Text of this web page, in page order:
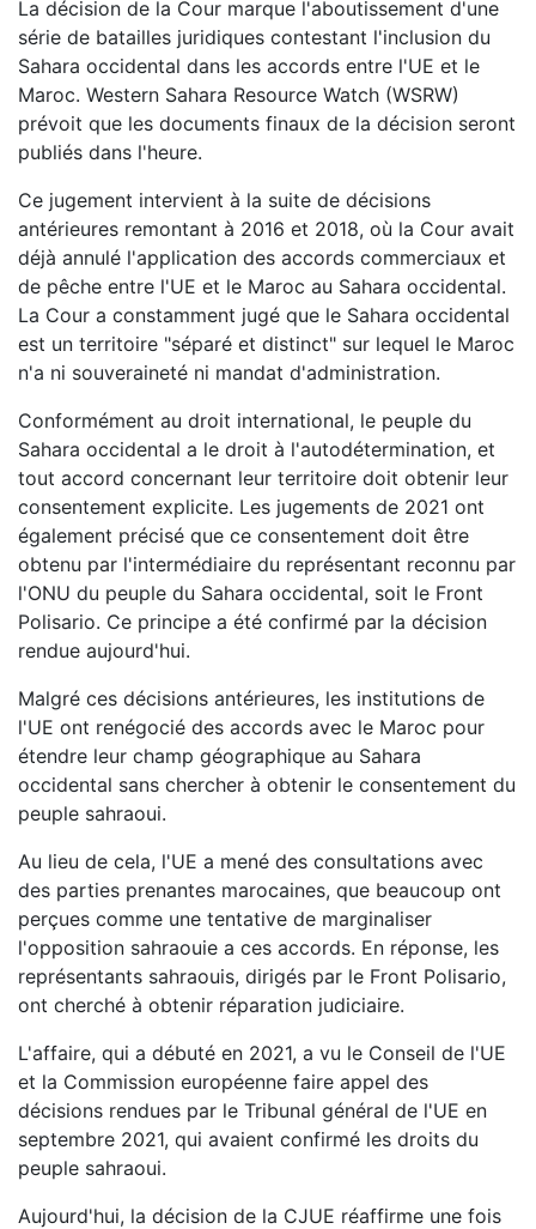
La décision de la Cour marque l'aboutissement d'une
série de batailles juridiques contestant l'inclusion du
Sahara occidental dans les accords entre l'UE et le
Maroc. Western Sahara Resource Watch (WSRW)
prévoit que les documents finaux de la décision seront
publiés dans l'heure.
Ce jugement intervient à la suite de décisions
antérieures remontant à 2016 et 2018, où la Cour avait
déjà annulé l'application des accords commerciaux et
de pêche entre l'UE et le Maroc au Sahara occidental.
La Cour a constamment jugé que le Sahara occidental
est un territoire "séparé et distinct" sur lequel le Maroc
n'a ni souveraineté ni mandat d'administration.
Conformément au droit international, le peuple du
Sahara occidental a le droit à l'autodétermination, et
tout accord concernant leur territoire doit obtenir leur
consentement explicite. Les jugements de 2021 ont
également précisé que ce consentement doit être
obtenu par l'intermédiaire du représentant reconnu par
l'ONU du peuple du Sahara occidental, soit le Front
Polisario. Ce principe a été confirmé par la décision
rendue aujourd'hui.
Malgré ces décisions antérieures, les institutions de
l'UE ont renégocié des accords avec le Maroc pour
étendre leur champ géographique au Sahara
occidental sans chercher à obtenir le consentement du
peuple sahraoui.
Au lieu de cela, l'UE a mené des consultations avec
des parties prenantes marocaines, que beaucoup ont
perçues comme une tentative de marginaliser
l'opposition sahraouie a ces accords. En réponse, les
représentants sahraouis, dirigés par le Front Polisario,
ont cherché à obtenir réparation judiciaire.
L'affaire, qui a débuté en 2021, a vu le Conseil de l'UE
et la Commission européenne faire appel des
décisions rendues par le Tribunal général de l'UE en
septembre 2021, qui avaient confirmé les droits du
peuple sahraoui.
Aujourd'hui, la décision de la CJUE réaffirme une fois